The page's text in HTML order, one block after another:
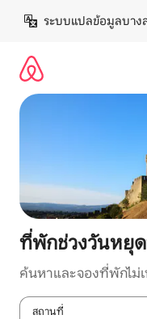
เนื้อหา
ระบบแปลข้อมูลบาง
ที่พักช่วงวันหยุ
ค้นหาและจองที่พักไม่
สถานที่